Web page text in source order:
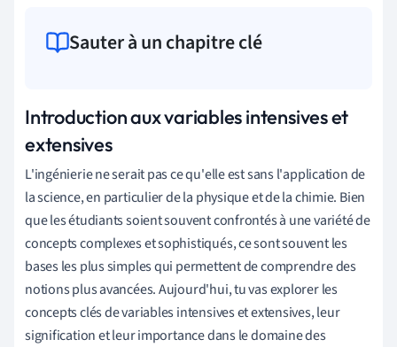
Sauter à un chapitre clé
Introduction aux variables intensives et
extensives
L'ingénierie ne serait pas ce qu'elle est sans l'application de
la science, en particulier de la physique et de la chimie. Bien
que les étudiants soient souvent confrontés à une variété de
concepts complexes et sophistiqués, ce sont souvent les
bases les plus simples qui permettent de comprendre des
notions plus avancées. Aujourd'hui, tu vas explorer les
concepts clés de variables intensives et extensives, leur
signification et leur importance dans le domaine des